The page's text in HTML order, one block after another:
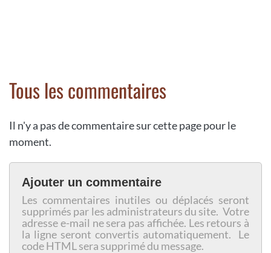
Tous les commentaires
Il n'y a pas de commentaire sur cette page pour le
moment.
Ajouter un commentaire
Les commentaires inutiles ou déplacés seront
supprimés par les administrateurs du site. Votre
adresse e-mail ne sera pas affichée. Les retours à
la ligne seront convertis automatiquement. Le
code HTML sera supprimé du message.